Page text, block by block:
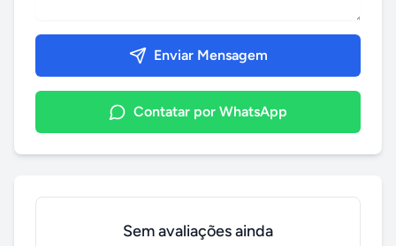
Enviar Mensagem
Contatar por WhatsApp
Sem avaliações ainda